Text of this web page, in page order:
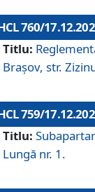
760/
Titlu:
Brașov, str.
759/
Titlu:
Lungă nr. 1.